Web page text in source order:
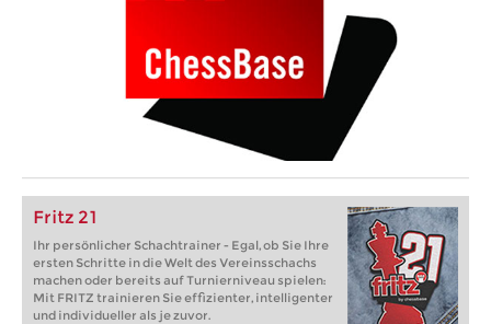
Fritz 21
Ihr persönlicher Schachtrainer - Egal, ob Sie Ihre
ersten Schritte in die Welt des Vereinsschachs
machen oder bereits auf Turnierniveau spielen:
Mit FRITZ trainieren Sie effizienter, intelligenter
und individueller als je zuvor.